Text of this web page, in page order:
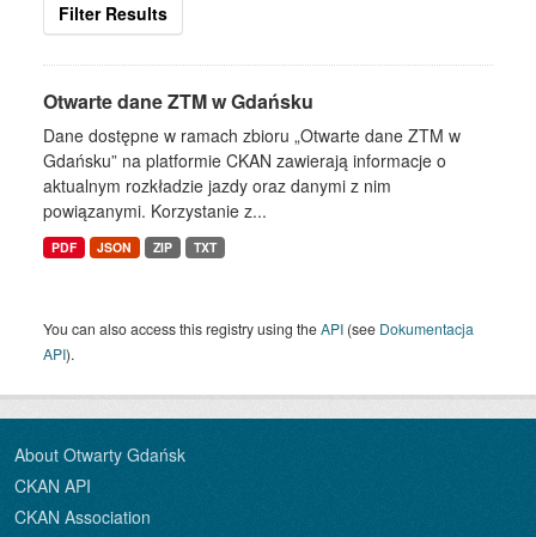
Filter Results
Otwarte dane ZTM w Gdańsku
Dane dostępne w ramach zbioru „Otwarte dane ZTM w
Gdańsku” na platformie CKAN zawierają informacje o
aktualnym rozkładzie jazdy oraz danymi z nim
powiązanymi. Korzystanie z...
PDF JSON ZIP TXT
You can also access this registry using theAPI (see Dokumentacja
API).
About Otwarty Gdańsk
CKAN API
CKAN Association